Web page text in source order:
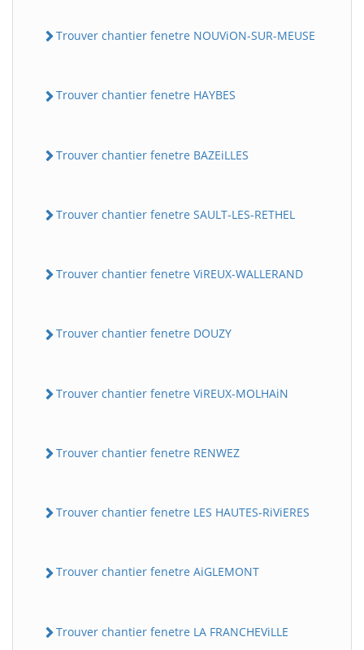
Trouver chantier fenetre NOUViON-SUR-MEUSE
Trouver chantier fenetre HAYBES
Trouver chantier fenetre BAZEiLLES
Trouver chantier fenetre SAULT-LES-RETHEL
Trouver chantier fenetre ViREUX-WALLERAND
Trouver chantier fenetre DOUZY
Trouver chantier fenetre ViREUX-MOLHAiN
Trouver chantier fenetre RENWEZ
Trouver chantier fenetre LES HAUTES-RiViERES
Trouver chantier fenetre AiGLEMONT
Trouver chantier fenetre LA FRANCHEViLLE